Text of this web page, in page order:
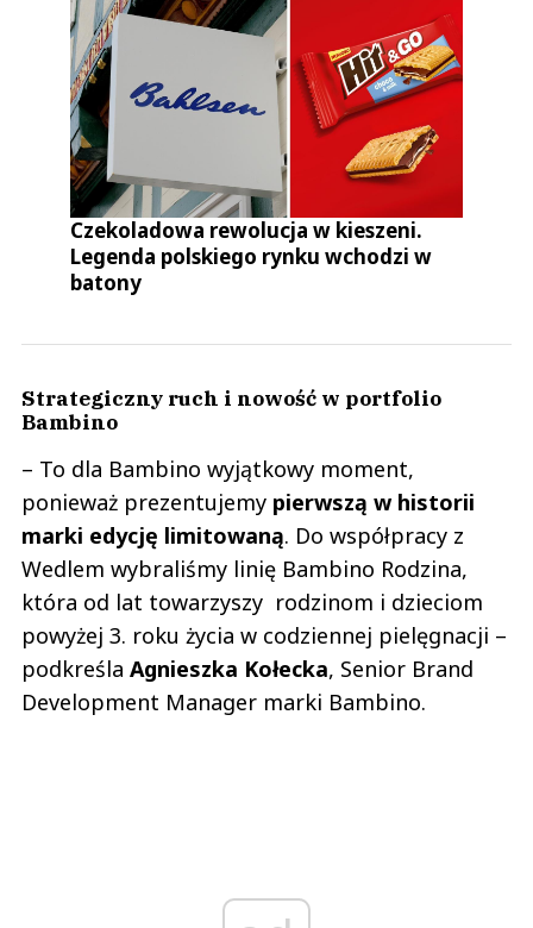
Czekoladowa rewolucja w kieszeni.
Legenda polskiego rynku wchodzi w
batony
Strategiczny ruch i nowość w portfolio
Bambino
– To dla Bambino wyjątkowy moment,
ponieważ prezentujemy pierwszą w historii
marki edycję limitowaną. Do współpracy z
Wedlem wybraliśmy linię Bambino Rodzina,
która od lat towarzyszy rodzinom i dzieciom
powyżej 3. roku życia w codziennej pielęgnacji –
podkreśla Agnieszka Kołecka, Senior Brand
Development Manager marki Bambino.